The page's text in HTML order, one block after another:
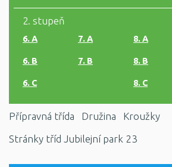
2. stupeň
6. A
6. B
6. C
7. A
7. B
8. A
8. B
8. C
Přípravná třída Družina
Kroužky
Stránky tříd Jubilejní park 23